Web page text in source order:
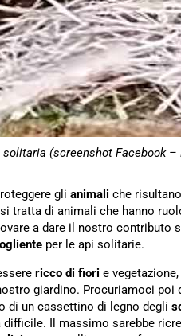
solitaria (screenshot Facebook –
gli animali che
tratta di animali che hanno
a dare il nostro contributo
per le api solitarie.
ricco di fiori e
giardino. Procuriamoci poi
di un cassettino di legno degli
difficile. Il massimo sarebbe